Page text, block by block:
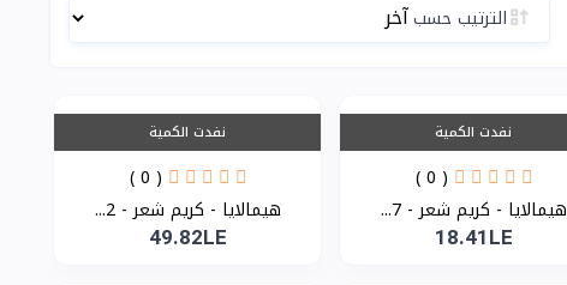
الترتيب حسب
نفدت الكمية
( 0 )
هيمالايا - كريم شعر - 7...
18.41LE
نفدت الكمية
( 0 )
هيمالايا - كريم شعر - 2...
49.82LE